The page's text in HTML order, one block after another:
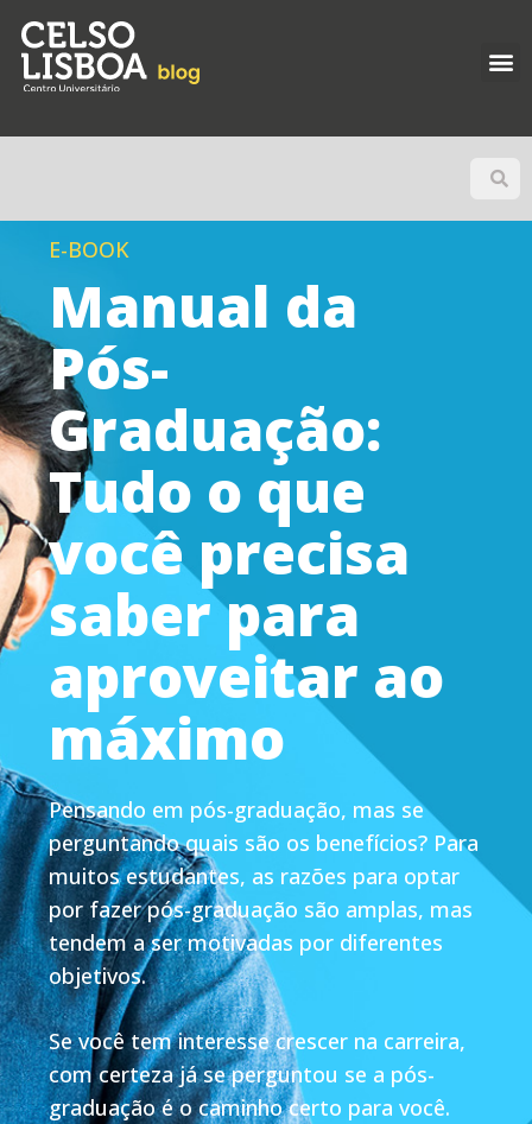
E-BOOK
Manual da
Pós-
Graduação:
Tudo o que
você precisa
saber para
aproveitar ao
máximo
Pensando em pós-graduação, mas se
perguntando quais são os benefícios? Para
muitos estudantes, as razões para optar
por fazer pós-graduação são amplas, mas
tendem a ser motivadas por diferentes
objetivos.
Se você tem interesse crescer na carreira,
com certeza já se perguntou se a pós-
graduação é o caminho certo para você.